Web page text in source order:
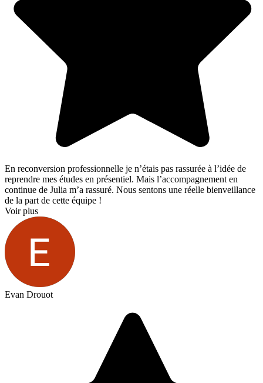
En reconversion professionnelle je n’étais pas rassurée à l’idée de
reprendre mes études en présentiel. Mais l’accompagnement en
continue de Julia m’a rassuré. Nous sentons une réelle bienveillance
de la part de cette équipe !
Voir plus
Evan Drouot